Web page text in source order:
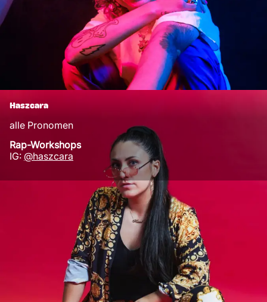
Haszcara
alle Pronomen
Rap-Workshops
IG: @haszcara